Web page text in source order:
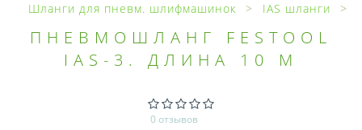
Шланги для пневм. шлифмашинок
IAS шланги
ПНЕВМОШЛАНГ FESTOOL
IAS-3. ДЛИНА 10 М
0 отзывов